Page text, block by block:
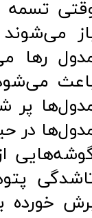
تسمه
رها
پر
در
خورده